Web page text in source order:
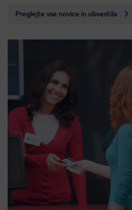
Preglejte vse novice in obvestila